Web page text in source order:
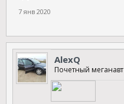
7 янв 2020
AlexQ
Почетный меганавт